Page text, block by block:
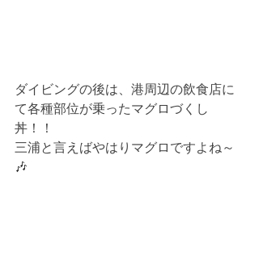
ダイビングの後は、港周辺の飲食店に
て各種部位が乗ったマグロづくし
丼！！
三浦と言えばやはりマグロですよね～
🎶